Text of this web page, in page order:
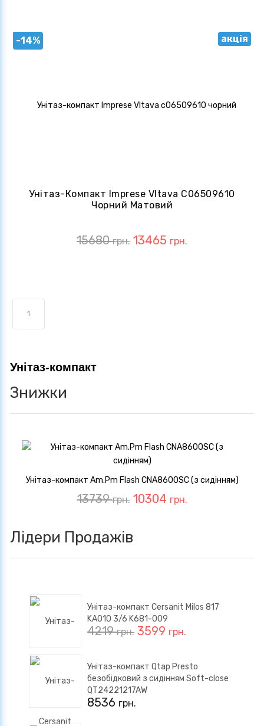
-14% акція
Унітаз-Компакт Imprese Vltava С06509610
Чорний Матовий
15680грн. 13465 грн.
1
Унітаз-компакт
Знижки
Унітаз-компакт Am.Pm Flash CNA8600SC (з сидінням)
13739грн. 10304 грн.
Лідери Продажів
Унітаз-компакт Cersanit Milos 817
KA010 3/6 K681-009
4219грн. 3599 грн.
Унітаз-компакт Qtap Presto
безобідковий з сидінням Soft-close
QT24221217AW
8536 грн.